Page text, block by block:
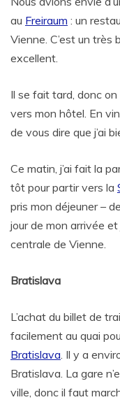
au Freiraum : un
Vienne. C’est un
excellent.
Il se fait tard, donc
vers mon hôtel. En
de vous dire que j’ai
Ce matin, j’ai fait la
tôt pour partir vers la
pris mon déjeuner –
jour de mon arrivée et
centrale de Vienne.
Bratislava
L’achat du billet de
facilement au quai
Bratislava. Il y a
Bratislava. La gare
ville, donc il faut